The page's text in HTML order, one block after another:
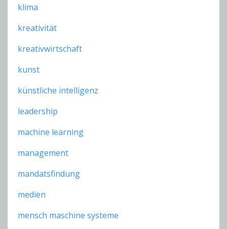
klima
kreativität
kreativwirtschaft
kunst
künstliche intelligenz
leadership
machine learning
management
mandatsfindung
medien
mensch maschine systeme